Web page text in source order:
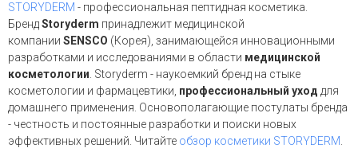
STORYDERM - профессиональная пептидная косметика.
БрендStoryderm принадлежит медицинской
компании SENSCO (Корея), занимающейся инновационными
разработками и исследованиями в области медицинской
косметологии . Storyderm - наукоемкий бренд на стыке
косметологии и фармацевтики, профессиональный уход для
домашнего применения. Основополагающие постулаты бренда
- честность и постоянные разработки и поиски новых
эффективных решений. Читайте обзор косметики STORYDERM